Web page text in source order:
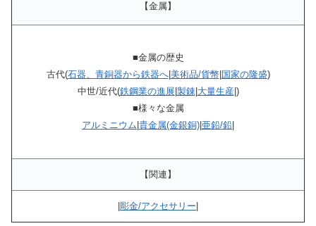
【金属】
■金属の歴史
古代(石器、青銅器から鉄器へ| 美術品/貨幣 国家の隆盛)
中世/近代(鉄鋼業の進展 製錬 大量生産|)
■様々な金属
アルミニウム 貴金属(金銀銅) 亜鉛/鉛
【関連】
彫金/アクセサリー